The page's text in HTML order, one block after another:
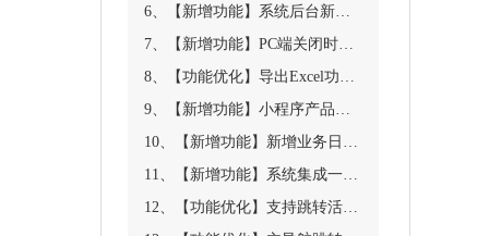
6、【新增功能】系统后台新增消息通知管理
7、【新增功能】PC端关闭时增加一个宣传移动端的模板
8、【功能优化】导出Excel功能优化
9、【新增功能】小程序产品列表页增加两种新的布局样式配置功能
10、【新增功能】新增业务日程表
11、【新增功能】系统集成一次性订阅消息
12、【功能优化】支持跳转活动营销